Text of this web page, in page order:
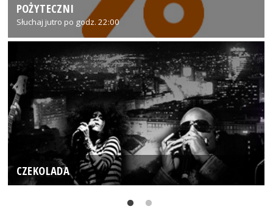
POŻYTECZNI
Słuchaj jutro po godz. 22:00
CZEKOLADA